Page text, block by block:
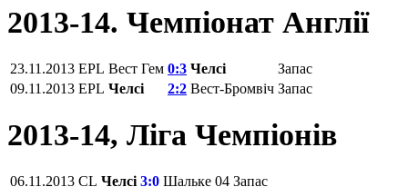
2013-14. Чемпіонат Англії
23.11.2013 EPL Вест Гем 0:3 Челсі
Запас
09.11.2013 EPL Челсі 2:2 Вест-Бромвіч Запас
2013-14, Ліга Чемпіонів
06.11.2013 CL Челсі 3:0 Шальке 04 Запас